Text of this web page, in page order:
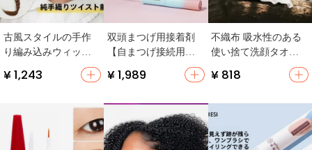
古風スタイルの手作
り編み込みウィッグ
【美しい魚骨編み・
前髪付き・自然な仕
¥ 1,243
双頭まつげ用接着剤
【自まつげ接続用・
¥ 1,989
不織布 吸水性のある
使い捨て洗顔タオル
【壁掛け対応・洗面
器用】
¥ 818